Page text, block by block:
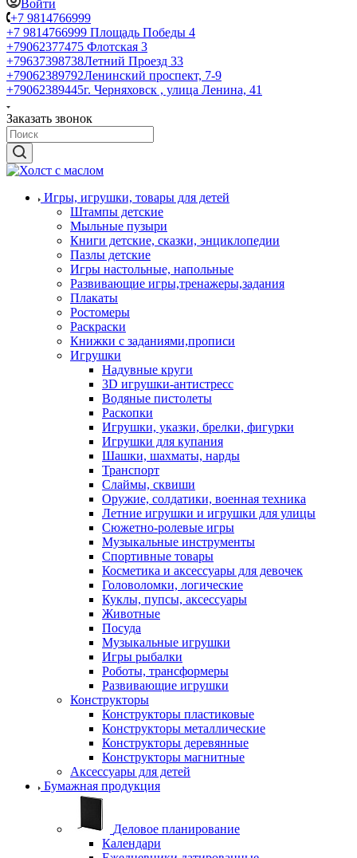
Войти
+7 9814766999
+7 9814766999 Площадь Победы 4
+79062377475 Флотская 3
+79637398738Летний Проезд 33
+79062389792Ленинский проспект, 7-9
+79062389445г. Черняховск , улица Ленина, 41
Заказать звонок
Игры, игрушки, товары для детей
Штампы детские
Мыльные пузыри
Книги детские, сказки, энциклопедии
Пазлы детские
Игры настольные, напольные
Развивающие игры,тренажеры,задания
Плакаты
Ростомеры
Раскраски
Книжки с заданиями,прописи
Игрушки
Надувные круги
3D игрушки-антистресс
Водяные пистолеты
Раскопки
Игрушки, указки, брелки, фигурки
Игрушки для купания
Шашки, шахматы, нарды
Транспорт
Слаймы, сквиши
Оружие, солдатики, военная техника
Летние игрушки и игрушки для улицы
Сюжетно-ролевые игры
Музыкальные инструменты
Спортивные товары
Косметика и аксессуары для девочек
Головоломки, логические
Куклы, пупсы, аксессуары
Животные
Посуда
Музыкальные игрушки
Игры рыбалки
Роботы, трансформеры
Развивающие игрушки
Конструкторы
Конструкторы пластиковые
Конструкторы металлические
Конструкторы деревянные
Конструкторы магнитные
Аксессуары для детей
Бумажная продукция
Деловое планирование
Календари